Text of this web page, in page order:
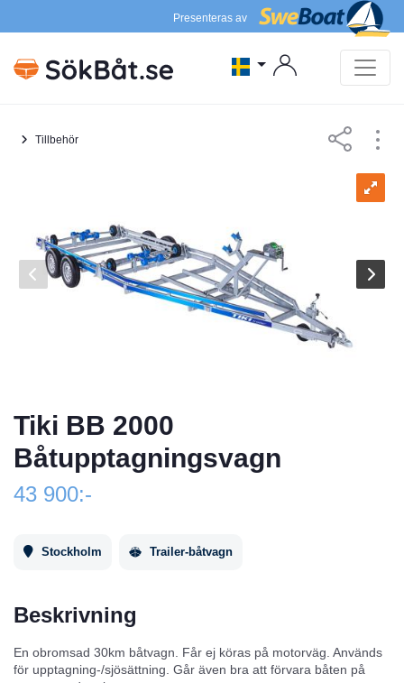
Presenteras av
Tillbehör
Tiki BB 2000
Båtupptagningsvagn
43 900:-
Stockholm Trailer-båtvagn
Beskrivning
En obromsad 30km båtvagn. Får ej köras på motorväg. Används
för upptagning-/sjösättning. Går även bra att förvara båten på